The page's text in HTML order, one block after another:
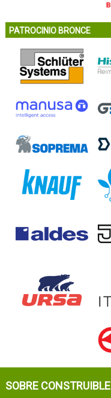
PATROCINIO BRONCE
SOBRE CONSTRUIBLE